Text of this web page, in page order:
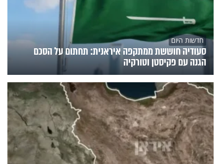
חדשות היום
סעודיה חוששת ממתקפה איראנית: תחתום על הסכם
הגנה עם פקיסטן וטורקיה